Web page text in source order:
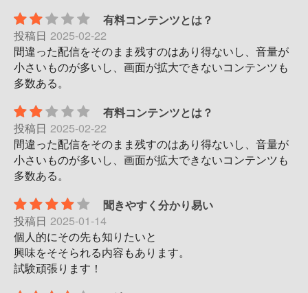
有料コンテンツとは？
投稿日 2025-02-22
間違った配信をそのまま残すのはあり得ないし、音量が
小さいものが多いし、画面が拡大できないコンテンツも
多数ある。
有料コンテンツとは？
投稿日 2025-02-22
間違った配信をそのまま残すのはあり得ないし、音量が
小さいものが多いし、画面が拡大できないコンテンツも
多数ある。
聞きやすく分かり易い
投稿日 2025-01-14
個人的にその先も知りたいと
興味をそそられる内容もあります。
試験頑張ります！